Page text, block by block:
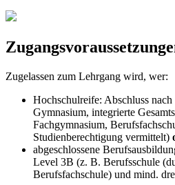
Zugelassen zum Lehrgang wird, wer:
Hochschulreife: Abschluss
Gymnasium, integrierte
Fachgymnasium,
Studienberechtigung vermittelt)
abgeschlossene
Level 3B (z. B. Berufsschule
Berufsfachschule) und mind.